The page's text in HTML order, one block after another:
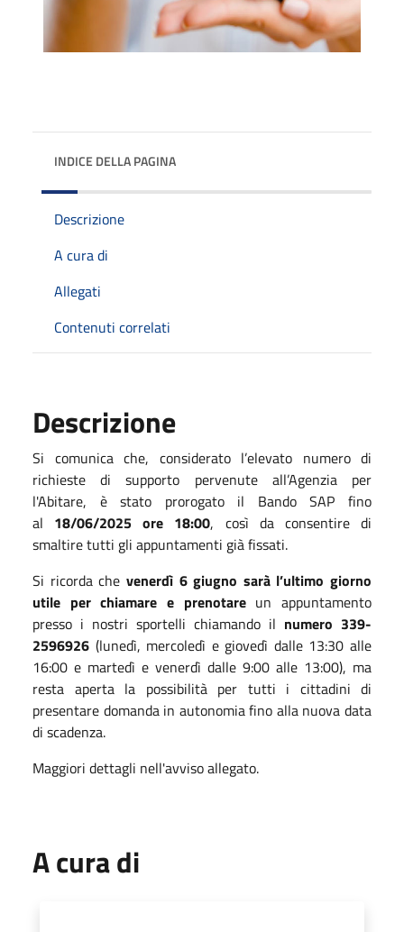
INDICE DELLA PAGINA
Descrizione
A cura di
Allegati
Contenuti correlati
Descrizione
Si comunica che, considerato l’elevato numero di
richieste di supporto pervenute all’Agenzia per
l'Abitare, è stato prorogato il Bando SAP fino
al 18/06/2025 ore 18:00, così da consentire di
smaltire tutti gli appuntamenti già fissati.
Si ricorda che venerdì 6 giugno sarà l’ultimo giorno
utile per chiamare e prenotareun appuntamento
presso i nostri sportelli chiamando il numero 339-
2596926 (lunedì, mercoledì e giovedì dalle 13:30 alle
16:00 e martedì e venerdì dalle 9:00 alle 13:00), ma
resta aperta la possibilità per tutti i cittadini di
presentare domanda in autonomia fino alla nuova data
di scadenza.
Maggiori dettagli nell'avviso allegato.
A cura di